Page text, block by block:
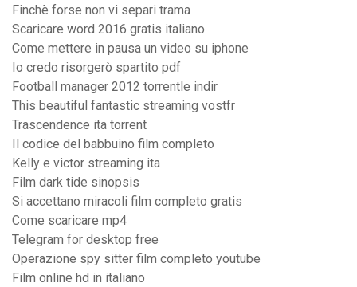
Finchè forse non vi separi trama
Scaricare word 2016 gratis italiano
Come mettere in pausa un video su iphone
Io credo risorgerò spartito pdf
Football manager 2012 torrentle indir
This beautiful fantastic streaming vostfr
Trascendence ita torrent
Il codice del babbuino film completo
Kelly e victor streaming ita
Film dark tide sinopsis
Si accettano miracoli film completo gratis
Come scaricare mp4
Telegram for desktop free
Operazione spy sitter film completo youtube
Film online hd in italiano